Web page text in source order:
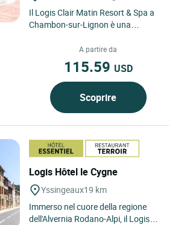
Il Logis Clair Matin Resort & Spa a
Chambon-sur-Lignon è una
soggiorno indimenticabile...
A partire da
115.59 USD
Scoprire
Logis Hôtel le Cygne
Yssingeaux19 km
Immerso nel cuore della regione
dell'Alvernia Rodano-Alpi, il Logis